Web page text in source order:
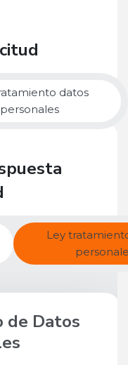
datos
personales
Ley
de Datos